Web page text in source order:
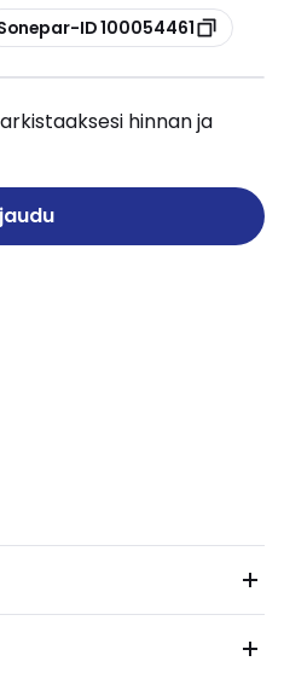
ID 100054461
hinnan ja